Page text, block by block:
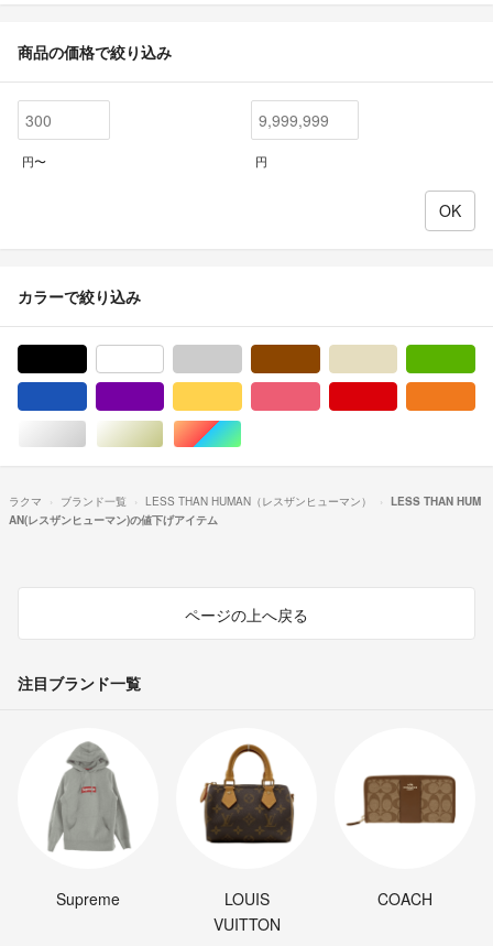
商品の価格で絞り込み
円〜 円
カラーで絞り込み
シルバー/銀色系ゴールド/金色系マルチカラー
ラクマ ブランド一覧 LESS THAN HUMAN（レスザンヒューマン）
LESS THAN HUM
AN(レスザンヒューマン)の値下げアイテム
ページの上へ戻る
注目ブランド一覧
Supreme
LOUIS
VUITTON
COACH